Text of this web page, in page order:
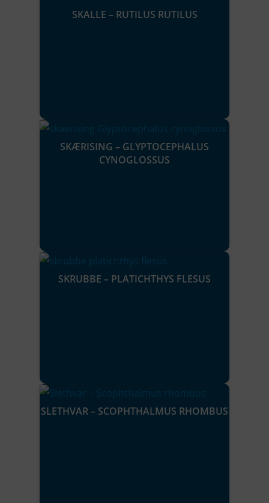
SKALLE – RUTILUS RUTILUS
SKÆRISING – GLYPTOCEPHALUS
CYNOGLOSSUS
SKRUBBE – PLATICHTHYS FLESUS
SLETHVAR – SCOPHTHALMUS RHOMBUS